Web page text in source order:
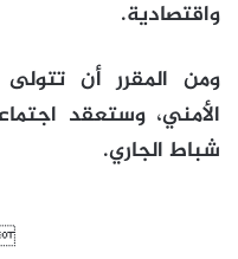
واقتصادية.
ومن المقرر أن تتولى
الأمني، وستعقد
شباط الجاري.